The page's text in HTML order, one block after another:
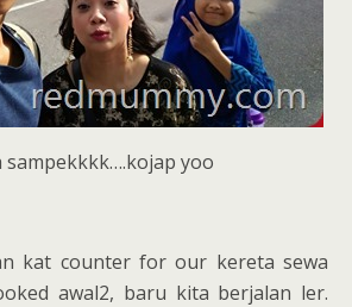
sampekkkk….kojap yoo
kat counter for our kereta sewa
awal2, baru kita berjalan ler.